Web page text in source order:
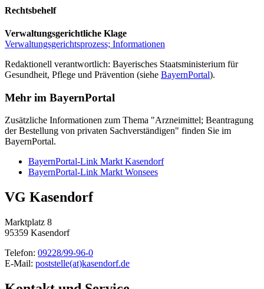
Rechtsbehelf
Verwaltungsgerichtliche Klage
Verwaltungsgerichtsprozess; Informationen
Redaktionell verantwortlich: Bayerisches Staatsministerium für
Gesundheit, Pflege und Prävention (siehe BayernPortal).
Mehr im BayernPortal
Zusätzliche Informationen zum Thema "Arzneimittel; Beantragung
der Bestellung von privaten Sachverständigen" finden Sie im
BayernPortal.
BayernPortal-Link Markt Kasendorf
BayernPortal-Link Markt Wonsees
VG Kasendorf
Marktplatz 8
95359 Kasendorf
Telefon: 09228/99-96-0
E-Mail: poststelle(at)kasendorf.de